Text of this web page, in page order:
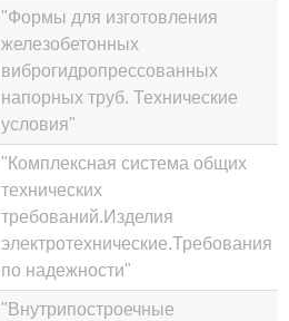
"Формы для изготовления
железобетонных
виброгидропрессованных
напорных труб. Технические
условия"
"Комплексная система общих
технических
требований.Изделия
электротехнические.Требования
по надежности"
"Внутрипостроечные